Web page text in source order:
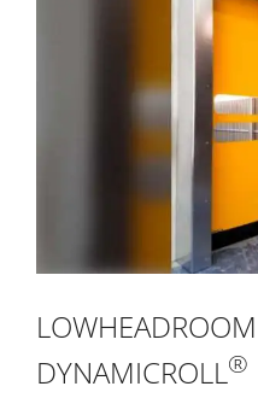
LOWHEADROOM
DYNAMICROLL®